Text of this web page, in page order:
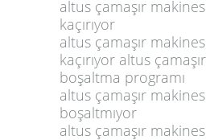
altus çamaşır
kaçırıyor
altus çamaşır
kaçırıyor altus
boşaltma programı
altus çamaşır
boşaltmıyor
altus çamaşır